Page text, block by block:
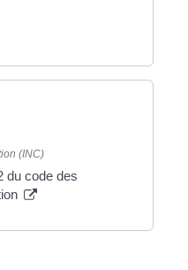
(INC)
du code des